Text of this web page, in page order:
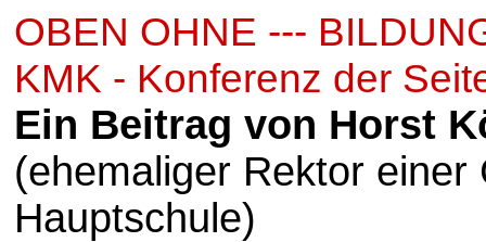
OBEN OHNE ---
KMK - Konferenz der
Ein Beitrag von Horst
(ehemaliger Rektor einer
Hauptschule)